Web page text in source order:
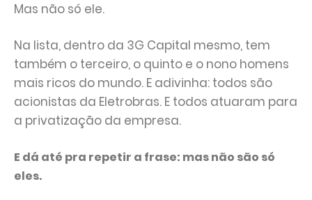
Mas não só ele.
Na lista, dentro da 3G Capital mesmo, tem
também o terceiro, o quinto e o nono homens
mais ricos do mundo. E adivinha: todos são
acionistas da Eletrobras. E todos atuaram para
a privatização da empresa.
E dá até pra repetir a frase: mas não são só
eles.